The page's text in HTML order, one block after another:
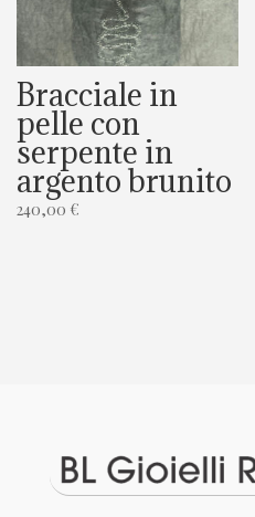
Bracciale in
pelle con
serpente in
argento brunito
240,00 €